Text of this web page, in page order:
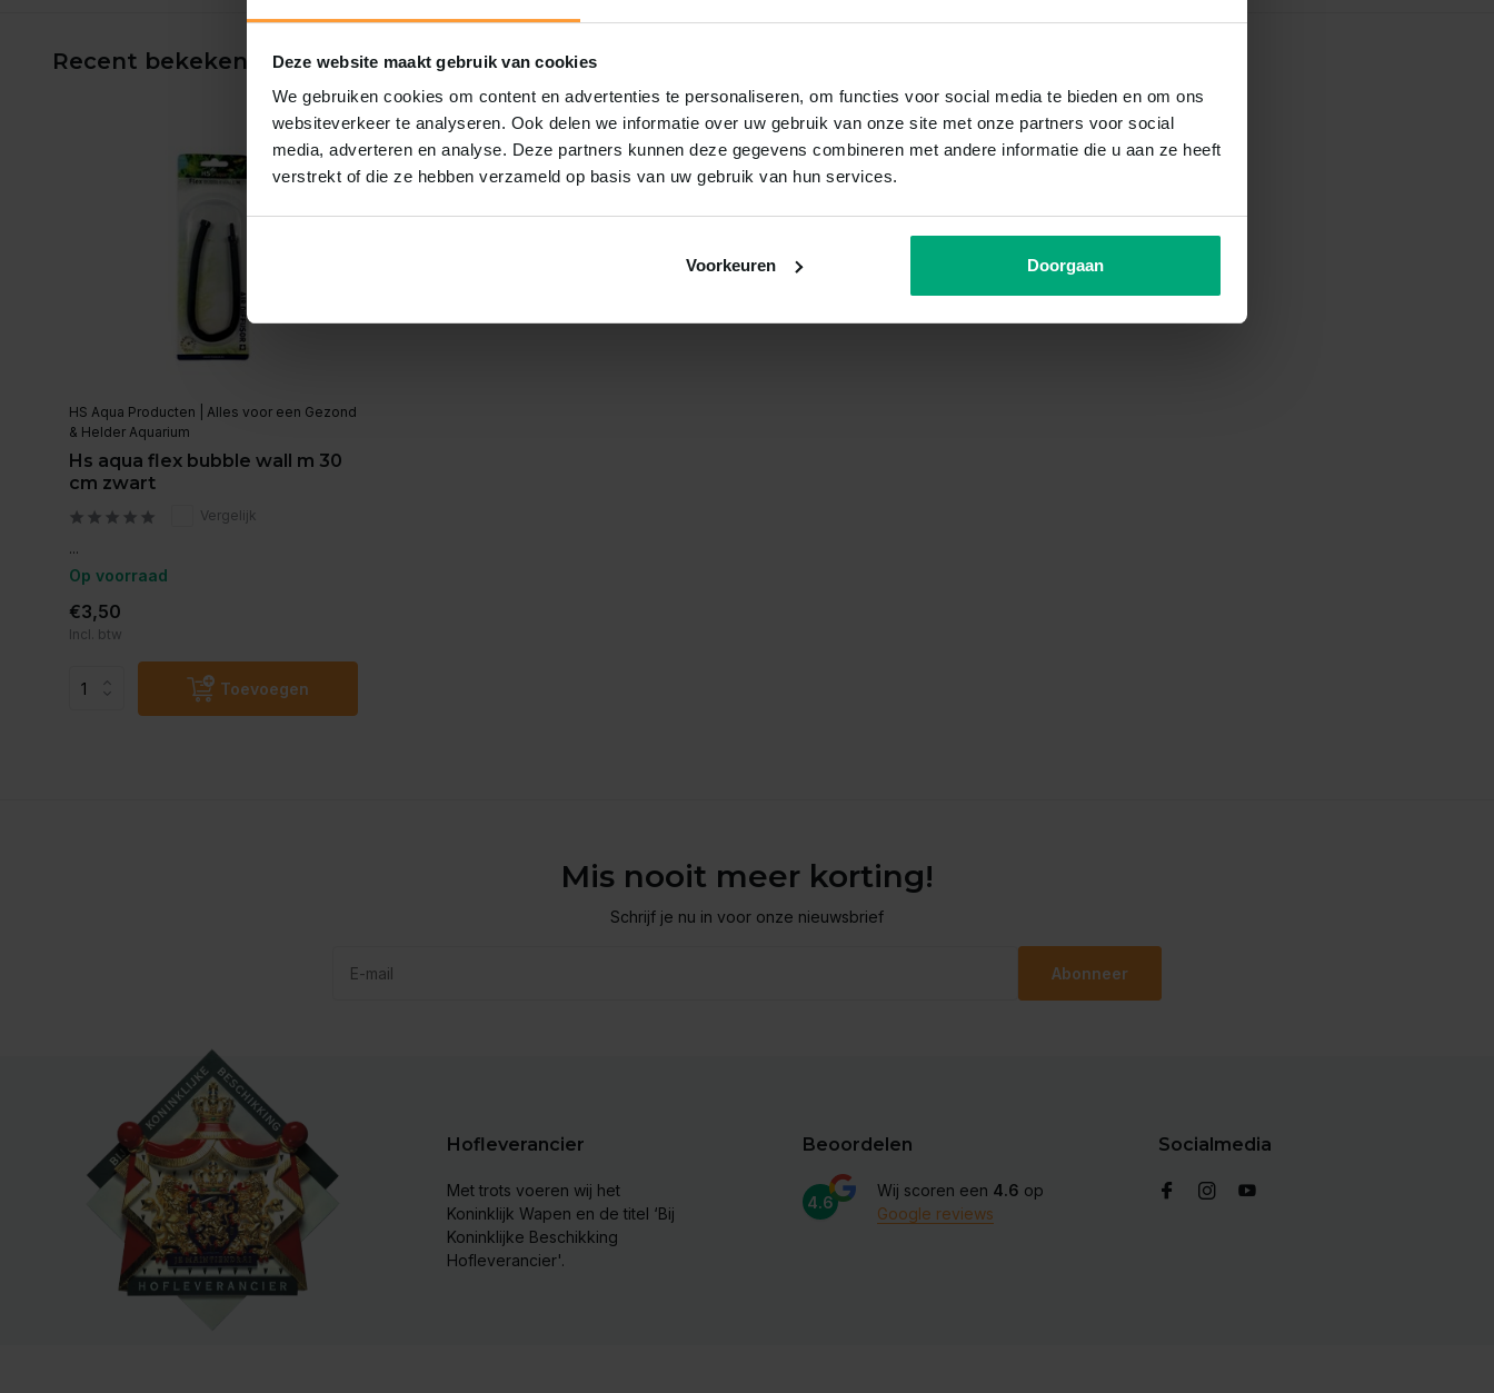
Deze website maakt gebruik van cookies
We gebruiken cookies om content en advertenties te personaliseren, om functies voor social media te bieden en om ons
websiteverkeer te analyseren. Ook delen we informatie over uw gebruik van onze site met onze partners voor social
media, adverteren en analyse. Deze partners kunnen deze gegevens combineren met andere informatie die u aan ze heeft
verstrekt of die ze hebben verzameld op basis van uw gebruik van hun services.
Voorkeuren Doorgaan
Recent bekeken
HS Aqua Producten | Alles voor een Gezond
& Helder Aquarium
Hs aqua flex bubble wall m 30
cm zwart
Vergelijk
...
Op voorraad
€3,50
Incl. btw
Toevoegen
Mis nooit meer korting!
Schrijf je nu in voor onze nieuwsbrief
Abonneer
Hofleverancier
Met trots voeren wij het
Koninklijk Wapen en de titel ‘Bij
Koninklijke Beschikking
Hofleverancier'.
Beoordelen
4.6
Wij scoren een 4.6 op
Google reviews
Socialmedia